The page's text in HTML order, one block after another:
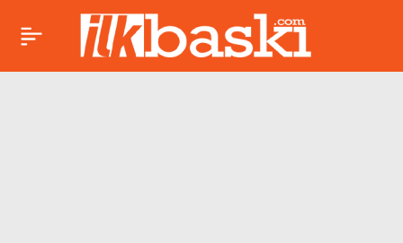
Macron-Brigitte
krizinin arkasındaki